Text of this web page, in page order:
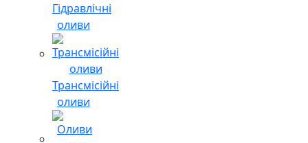
Гідравлічні
оливи
Трансмісійні
оливи